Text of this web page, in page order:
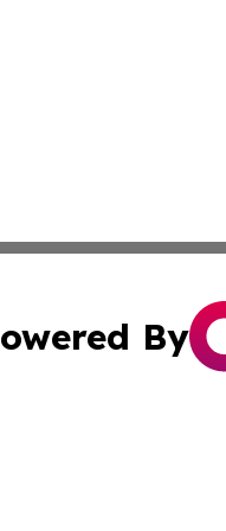
By